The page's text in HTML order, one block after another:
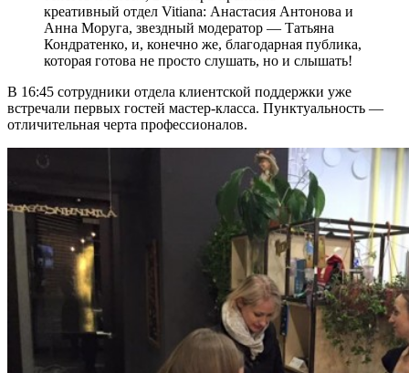
Не любите все ускладнювати?
Тоді підписуйтеся та дивуйтеся,
креативный отдел Vitiana: Анастасия Антонова и
Анна Моруга, звездный модератор — Татьяна
Кондратенко, и, конечно же, благодарная публика,
которая готова не просто слушать, но и слышать!
В 16:45 сотрудники отдела клиентской поддержки уже
встречали первых гостей мастер-класса. Пунктуальность —
отличительная черта профессионалов.